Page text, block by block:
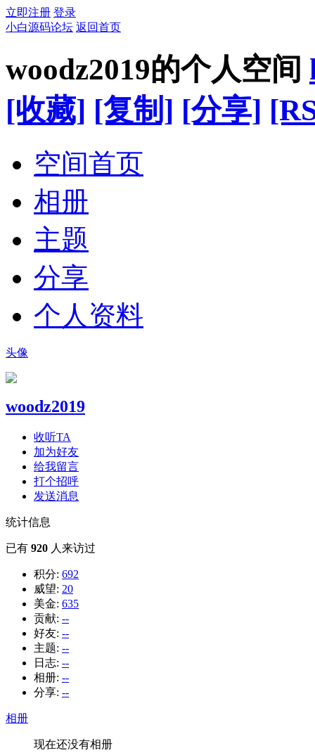
立即注册 登录
小白源码论坛 返回首页
woodz2019的个人空间
[收藏] [复制] [分享]
空间首页
相册
主题
分享
个人资料
头像
woodz2019
收听TA
加为好友
给我留言
打个招呼
发送消息
统计信息
已有 920 人来访过
积分: 692
威望: 20
美金: 635
贡献: --
好友: --
主题: --
日志: --
相册: --
分享: --
相册
现在还没有相册